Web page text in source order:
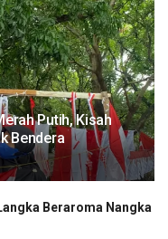
Putih, Kisah
Bendera
Beraroma Nangka